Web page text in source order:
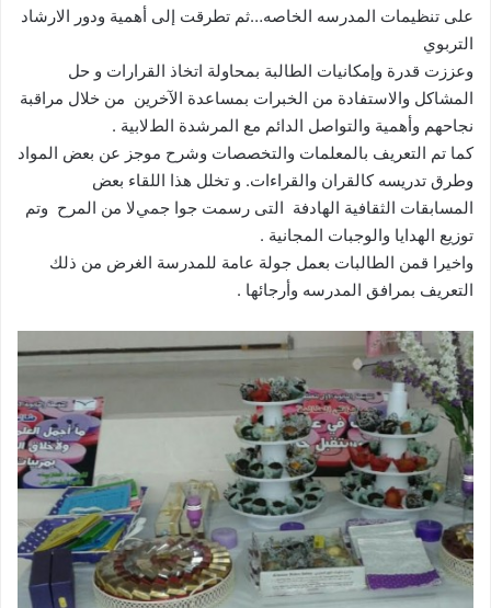
على تنظيمات المدرسه الخاصه…ثم تطرقت إلى أهمية ودور اﻻرشاد
التربوي
وعززت قدرة وإمكانيات الطالبة بمحاولة اتخاذ القرارات و حل
المشاكل والاستفادة من الخبرات بمساعدة الآخرين من خلال مراقبة
نجاحهم وأهمية والتواصل الدائم مع المرشدة الطﻻبية .
كما تم التعريف بالمعلمات والتخصصات وشرح موجز عن بعض المواد
وطرق تدريسه كالقران والقراءات. و تخلل هذا اللقاء بعض
المسابقات الثقافية الهادفة التى رسمت جوا جميﻻ من المرح وتم
توزيع الهدايا والوجبات المجانية .
واخيرا قمن الطالبات بعمل جولة عامة للمدرسة الغرض من ذلك
التعريف بمرافق المدرسه وأرجائها .